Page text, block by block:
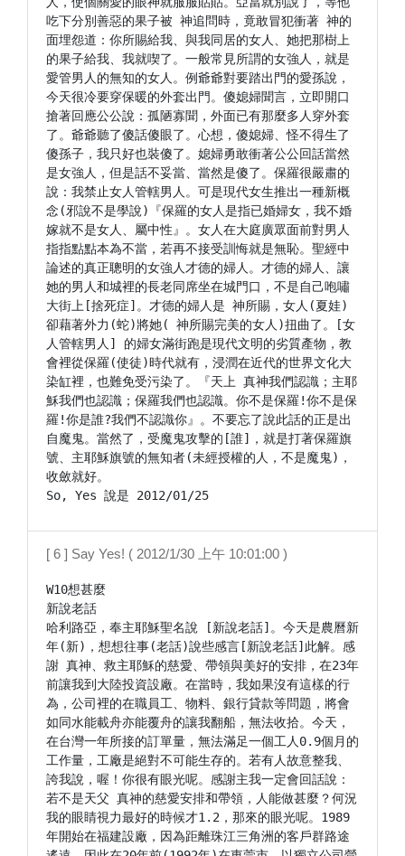
吃下分別善惡的果子被 神追問時，竟敢冒犯衝著 神的
面埋怨道：你所賜給我、與我同居的女人、她把那樹上
的果子給我、我就喫了。一般常見所謂的女強人，就是
愛管男人的無知的女人。例爺爺對要踏出門的愛孫說，
今天很冷要穿保暖的外套出門。傻媳婦聞言，立即開口
搶著回應公公說：孤陋寡聞，外面已有那麼多人穿外套
了。爺爺聽了傻話傻眼了。心想，傻媳婦、怪不得生了
傻孫子，我只好也裝傻了。媳婦勇敢衝著公公回話當然
是女強人，但是話不妥當、當然是傻了。保羅很嚴肅的
說：我禁止女人管轄男人。可是現代女生推出一種新概
念(邪說不是學說)『保羅的女人是指已婚婦女，我不婚
嫁就不是女人、屬中性』。女人在大庭廣眾面前對男人
指指點點本為不當，若再不接受訓悔就是無恥。聖經中
論述的真正聰明的女強人才德的婦人。才德的婦人、讓
她的男人和城裡的長老同席坐在城門口，不是自己咆嘯
大街上[捨死症]。才德的婦人是 神所賜，女人(夏娃)
卻藉著外力(蛇)將她( 神所賜完美的女人)扭曲了。[女
人管轄男人] 的婦女滿街跑是現代文明的劣質產物，教
會裡從保羅(使徒)時代就有，浸潤在近代的世界文化大
染缸裡，也難免受污染了。『天上 真神我們認識；主耶
穌我們也認識；保羅我們也認識。你不是保羅!你不是保
羅!你是誰?我們不認識你』。不要忘了說此話的正是出
自魔鬼。當然了，受魔鬼攻擊的[誰]，就是打著保羅旗
號、主耶穌旗號的無知者(未經授權的人，不是魔鬼)，
收斂就好。
[ 6 ] Say Yes! ( 2012/1/30 上午 10:01:00 )
W10想甚麼
新說老話
哈利路亞，奉主耶穌聖名說 [新說老話]。今天是農曆新
年(新)，想想往事(老話)說些感言[新說老話]此解。感
謝 真神、救主耶穌的慈愛、帶領與美好的安排，在23年
前讓我到大陸投資設廠。在當時，我如果沒有這樣的行
為，公司裡的在職員工、物料、銀行貸款等問題，將會
如同水能載舟亦能覆舟的讓我翻船，無法收拾。今天，
在台灣一年所接的訂單量，無法滿足一個工人0.9個月的
工作量，工廠是絕對不可能生存的。若有人故意整我、
誇我說，喔！你很有眼光呢。感謝主我一定會回話說：
若不是天父 真神的慈愛安排和帶領，人能做甚麼？何況
我的眼睛視力最好的時候才1.2，那來的眼光呢。1989
年開始在福建設廠，因為距離珠江三角洲的客戶群路途